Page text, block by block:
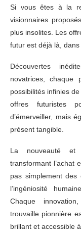
Si vous êtes à la
visionnaires
plus insolites. Les
futur est déjà là,
Découvertes
novatrices,
possibilités infinies
offres futuristes
d’émerveiller, mais
présent tangible.
La nouveauté et
transformant l’achat
pas simplement des
l’ingéniosité
Chaque
trouvaille pionnière
brillant et accessible